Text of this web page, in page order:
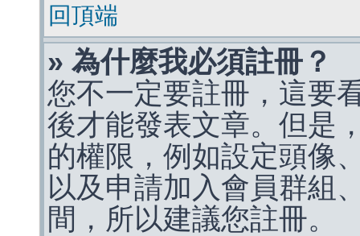
回頂端
» 為什麼我必須註冊？
您不一定要註冊，這要
後才能發表文章。但是
的權限，例如設定頭像
以及申請加入會員群組
間，所以建議您註冊。